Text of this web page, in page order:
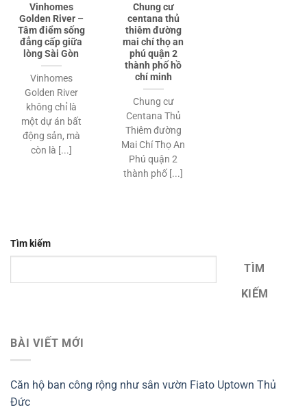
Vinhomes
Golden River –
Tâm điểm sống
đẳng cấp giữa
lòng Sài Gòn
Vinhomes
Golden River
không chỉ là
một dự án bất
động sản, mà
còn là [...]
Chung cư
centana thủ
thiêm đường
mai chí thọ an
phú quận 2
thành phố hồ
chí minh
Chung cư
Centana Thủ
Thiêm đường
Mai Chí Thọ An
Phú quận 2
thành phố [...]
Tìm kiếm
TÌM
KIẾM
BÀI VIẾT MỚI
Căn hộ ban công rộng như sân vườn Fiato Uptown Thủ
Đức